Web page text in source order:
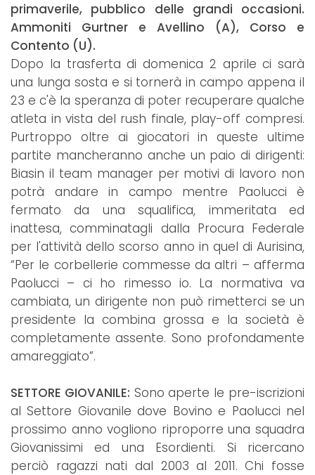
primaverile, pubblico delle grandi occasioni.
Ammoniti Gurtner e Avellino (A), Corso e
Contento (U).
Dopo la trasferta di domenica 2 aprile ci sarà
una lunga sosta e si tornerà in campo appena il
23 e c'è la speranza di poter recuperare qualche
atleta in vista del rush finale, play-off compresi.
Purtroppo oltre ai giocatori in queste ultime
partite mancheranno anche un paio di dirigenti:
Biasin il team manager per motivi di lavoro non
potrà andare in campo mentre Paolucci è
fermato da una squalifica, immeritata ed
inattesa, comminatagli dalla Procura Federale
per l'attività dello scorso anno in quel di Aurisina,
“Per le corbellerie commesse da altri – afferma
Paolucci – ci ho rimesso io. La normativa va
cambiata, un dirigente non può rimetterci se un
presidente la combina grossa e la società è
completamente assente. Sono profondamente
amareggiato”.
SETTORE GIOVANILE: Sono aperte le pre-iscrizioni
al Settore Giovanile dove Bovino e Paolucci nel
prossimo anno vogliono riproporre una squadra
Giovanissimi ed una Esordienti. Si ricercano
perciò ragazzi nati dal 2003 al 2011. Chi fosse